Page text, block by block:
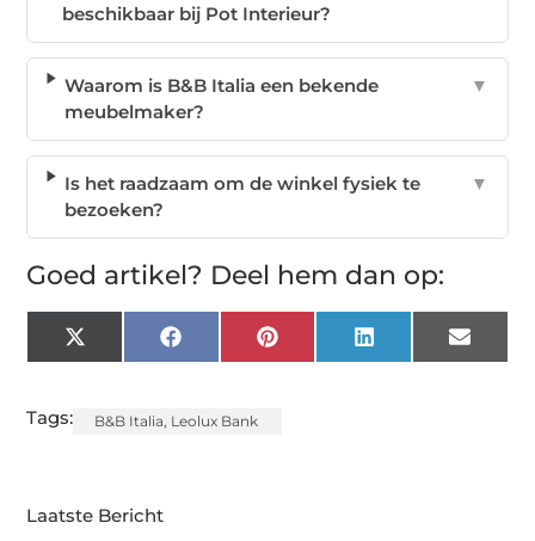
beschikbaar bij Pot Interieur?
Waarom is B&B Italia een bekende
meubelmaker?
▼
Is het raadzaam om de winkel fysiek te
bezoeken?
▼
Goed artikel? Deel hem dan op:
X
(Twitter)
FacebookPinterest LinkedIn Email
Tags: B&B Italia Leolux Bank
Laatste Bericht